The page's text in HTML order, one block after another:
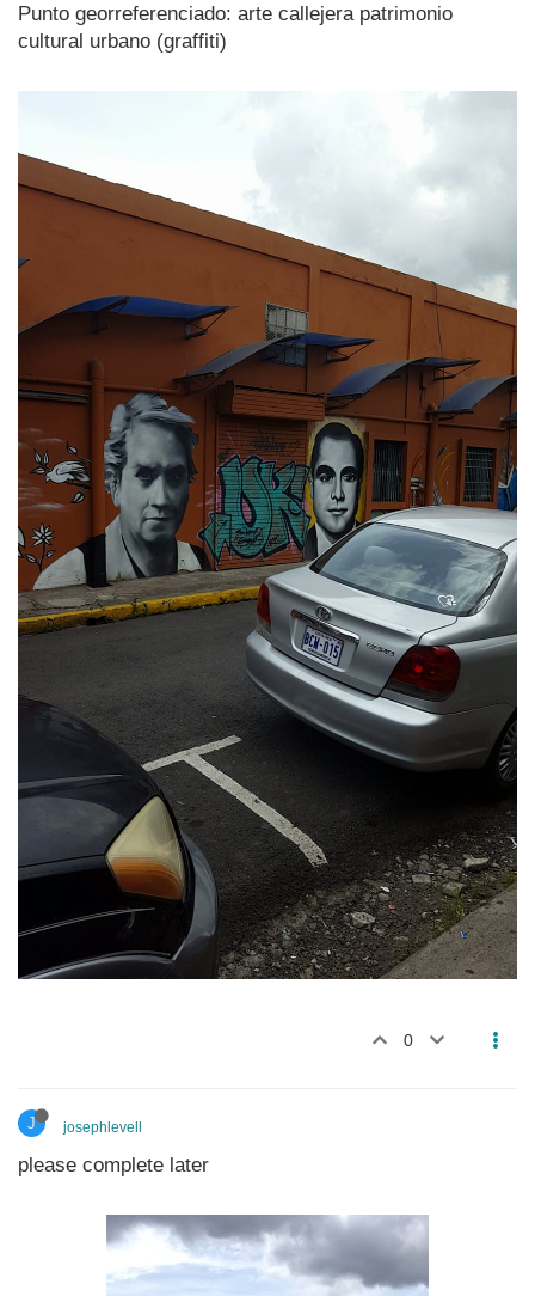
Punto georreferenciado: arte callejera patrimonio
cultural urbano (graffiti)
0
J josephlevell
please complete later